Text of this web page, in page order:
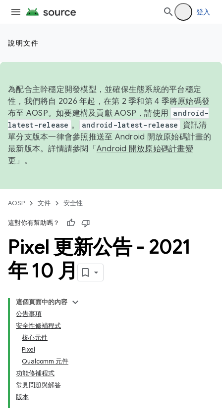
登入
說明文件
為配合主幹穩定開發模型，並確保生態系統的平台穩定
性，我們將自 2026 年起，在第 2 季和第 4 季將原始碼發
布至 AOSP。如要建構及貢獻 AOSP，請使用 android-
latest-release 。 android-latest-release
資訊清
單分支版本一律會參照推送至 Android 開放原始碼計畫的
最新版本。詳情請參閱「 Android 開放原始碼計畫變
更 」。
AOSP 文件 安全性
這對你有幫助嗎？
Pixel 更新公告 - 2021
年 10 月
這個頁面中的內容
公告事項
安全性修補程式
核心元件
Pixel
Qualcomm 元件
功能修補程式
常見問題與解答
版本